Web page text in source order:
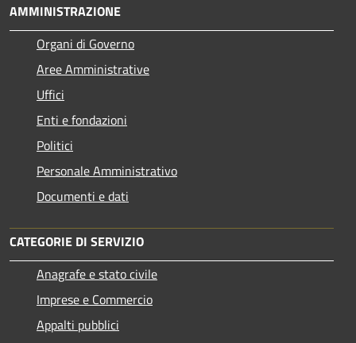
AMMINISTRAZIONE
Organi di Governo
Aree Amministrative
Uffici
Enti e fondazioni
Politici
Personale Amministrativo
Documenti e dati
CATEGORIE DI SERVIZIO
Anagrafe e stato civile
Imprese e Commercio
Appalti pubblici